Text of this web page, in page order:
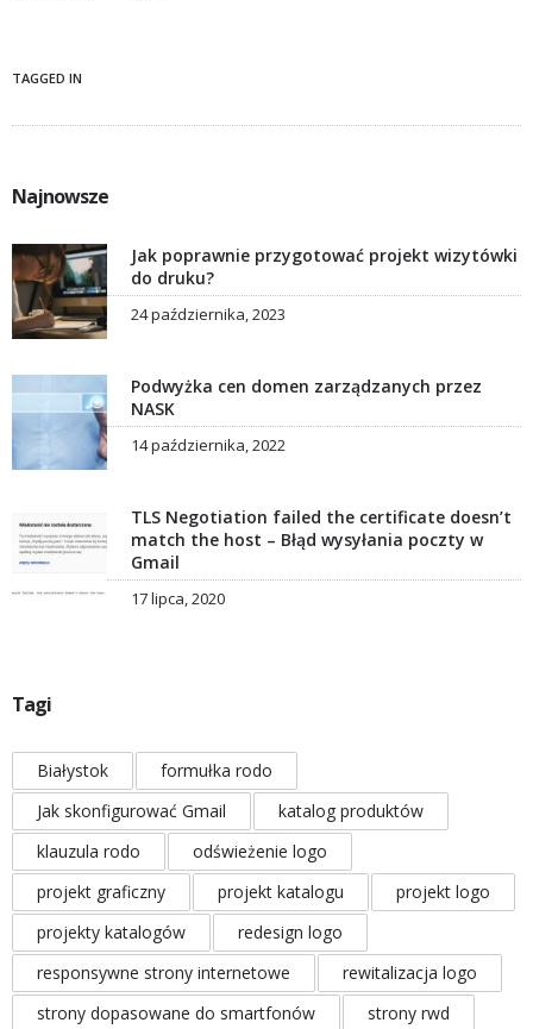
TAGGED IN
Najnowsze
Jak poprawnie przygotować projekt wizytówki
do druku?
24 października, 2023
Podwyżka cen domen zarządzanych przez
NASK
14 października, 2022
TLS Negotiation failed the certificate doesn’t
match the host – Błąd wysyłania poczty w
Gmail
17 lipca, 2020
Tagi
Białystok
formułka rodo
Jak skonfigurować Gmail
katalog produktów
klauzula rodo
odświeżenie logo
projekt graficzny
projekt katalogu
projekt logo
projekty katalogów
redesign logo
responsywne strony internetowe
rewitalizacja logo
strony dopasowane do smartfonów
strony rwd